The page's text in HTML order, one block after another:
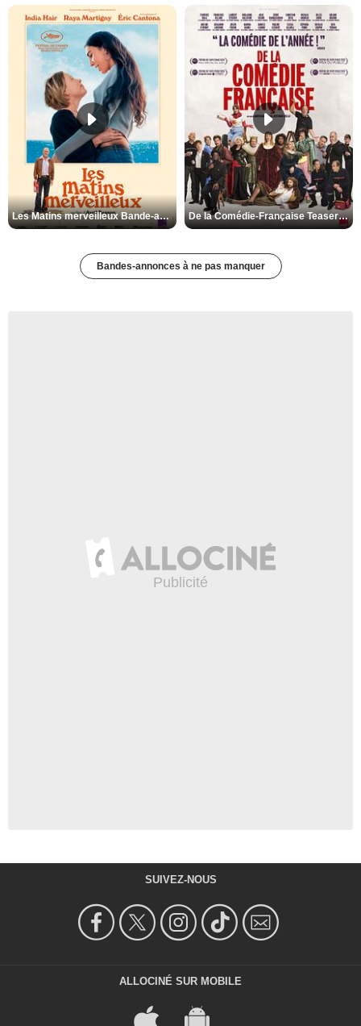
Les Matins merveilleux Bande-annonce VF De la Comédie-Française Teaser VF
Bandes-annonces à ne pas manquer
SUIVEZ-NOUS
ALLOCINÉ SUR MOBILE